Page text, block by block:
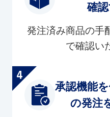
確
発注済み商品の手
で確認い
承認機能
の発注